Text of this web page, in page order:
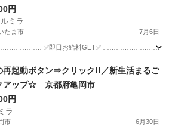
円
ルミラ
たま市 7月6日
✅即日お給料GET✅ ………………………… 日払い
給料
再起動ボタン⇒クリック!!／新生活まるご
アップ☆ 京都府亀岡市
円
ラ
市 6月30日